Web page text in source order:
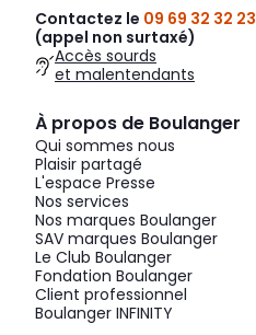
Contactez le 09 69 32 32 23
(appel non surtaxé)
Accès sourds
et malentendants
À propos de Boulanger
Qui sommes nous
Plaisir partagé
L'espace Presse
Nos services
Nos marques Boulanger
SAV marques Boulanger
Le Club Boulanger
Fondation Boulanger
Client professionnel
Boulanger INFINITY